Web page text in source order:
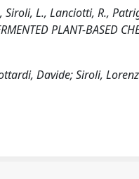
L., Lanciotti, R.,
PLANT-BASED
Davide; Siroli,